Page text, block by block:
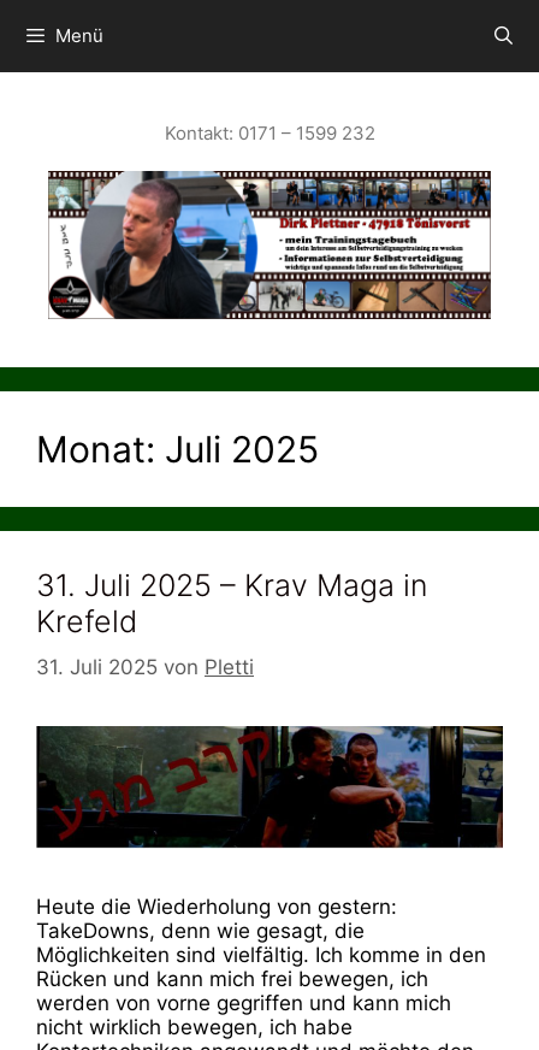
Inhalt Menü
Kontakt: 0171 – 1599 232
Monat: Juli 2025
31. Juli 2025 – Krav Maga in
Krefeld
31. Juli 2025 von Pletti
Heute die Wiederholung von gestern:
TakeDowns, denn wie gesagt, die
Möglichkeiten sind vielfältig. Ich komme in den
Rücken und kann mich frei bewegen, ich
werden von vorne gegriffen und kann mich
nicht wirklich bewegen, ich habe